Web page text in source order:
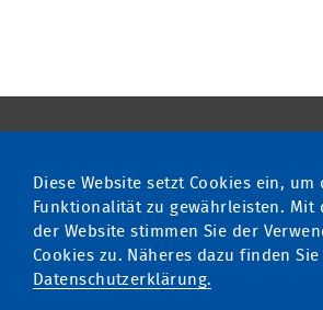
multimatic EDELSTROM GmbH
info@ edelstrom.eu
ist zertifiziert nach ISO 9001
Diese Website setzt Cookies ein, um
Funktionalität zu gewährleisten. Mit
der Website stimmen Sie der
Cookies zu. Näheres dazu finden Sie
Datenschutzerklärung.